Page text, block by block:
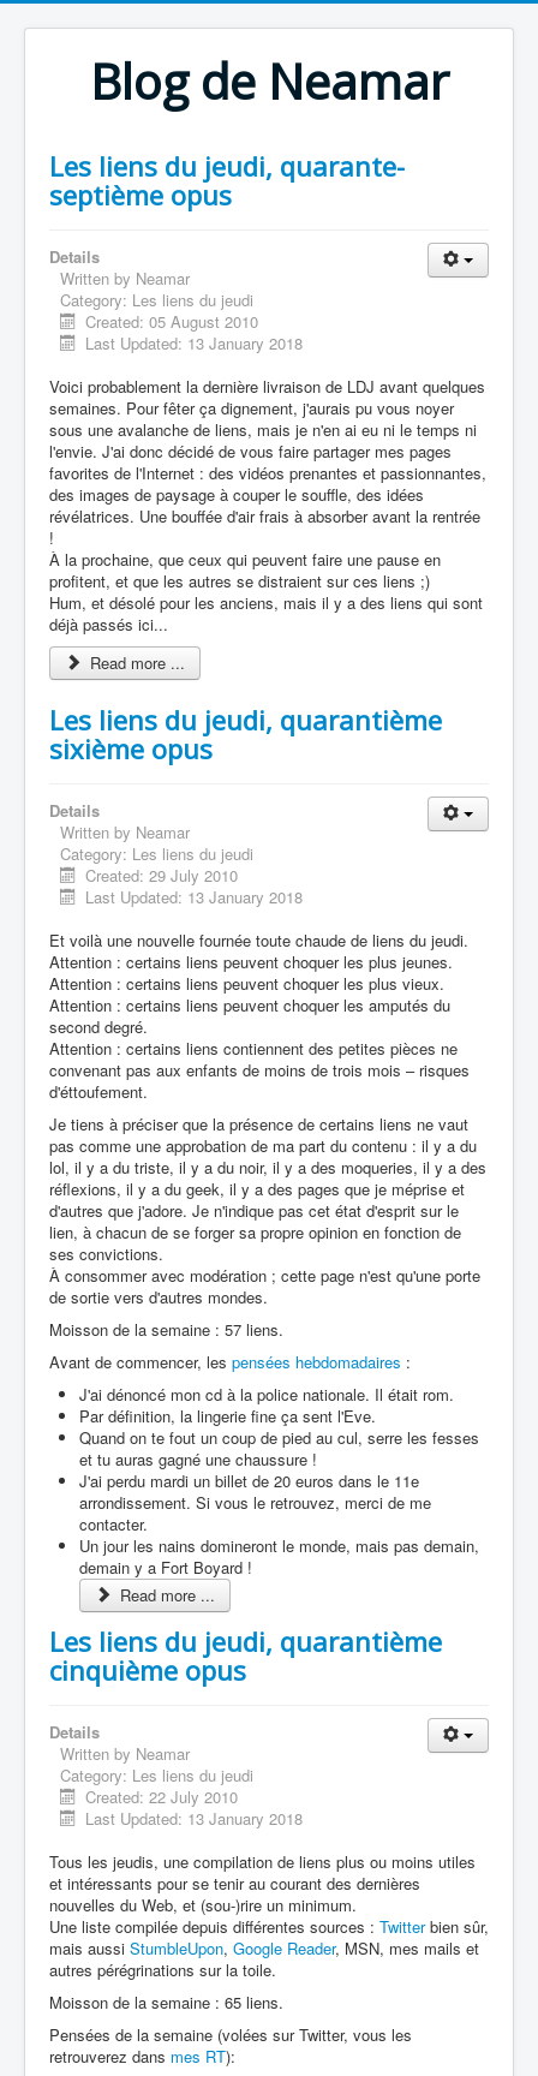
Blog de Neamar
Les liens du jeudi, quarante-
septième opus
Details
Written by Neamar
Category: Les liens du jeudi
Created: 05 August 2010
Last Updated: 13 January 2018
Voici probablement la dernière livraison de LDJ avant quelques
semaines. Pour fêter ça dignement, j'aurais pu vous noyer
sous une avalanche de liens, mais je n'en ai eu ni le temps ni
l'envie. J'ai donc décidé de vous faire partager mes pages
favorites de l'Internet : des vidéos prenantes et passionnantes,
des images de paysage à couper le souffle, des idées
révélatrices. Une bouffée d'air frais à absorber avant la rentrée
!
À la prochaine, que ceux qui peuvent faire une pause en
profitent, et que les autres se distraient sur ces liens ;)
Hum, et désolé pour les anciens, mais il y a des liens qui sont
déjà passés ici...
Read more ...
Les liens du jeudi, quarantième
sixième opus
Details
Written by Neamar
Category: Les liens du jeudi
Created: 29 July 2010
Last Updated: 13 January 2018
Et voilà une nouvelle fournée toute chaude de liens du jeudi.
Attention : certains liens peuvent choquer les plus jeunes.
Attention : certains liens peuvent choquer les plus vieux.
Attention : certains liens peuvent choquer les amputés du
second degré.
Attention : certains liens contiennent des petites pièces ne
convenant pas aux enfants de moins de trois mois – risques
d'éttoufement.
Je tiens à préciser que la présence de certains liens ne vaut
pas comme une approbation de ma part du contenu : il y a du
lol, il y a du triste, il y a du noir, il y a des moqueries, il y a des
réflexions, il y a du geek, il y a des pages que je méprise et
d'autres que j'adore. Je n'indique pas cet état d'esprit sur le
lien, à chacun de se forger sa propre opinion en fonction de
ses convictions.
À consommer avec modération ; cette page n'est qu'une porte
de sortie vers d'autres mondes.
Moisson de la semaine : 57 liens.
Avant de commencer, les pensées hebdomadaires :
J'ai dénoncé mon cd à la police nationale. Il était rom.
Par définition, la lingerie fine ça sent l'Eve.
Quand on te fout un coup de pied au cul, serre les fesses
et tu auras gagné une chaussure !
J'ai perdu mardi un billet de 20 euros dans le 11e
arrondissement. Si vous le retrouvez, merci de me
contacter.
Un jour les nains domineront le monde, mais pas demain,
demain y a Fort Boyard !
Read more ...
Les liens du jeudi, quarantième
cinquième opus
Details
Written by Neamar
Category: Les liens du jeudi
Created: 22 July 2010
Last Updated: 13 January 2018
Tous les jeudis, une compilation de liens plus ou moins utiles
et intéressants pour se tenir au courant des dernières
nouvelles du Web, et (sou-)rire un minimum.
Une liste compilée depuis différentes sources : Twitterbien sûr,
mais aussi StumbleUpon, Google Reader, MSN, mes mails et
autres pérégrinations sur la toile.
Moisson de la semaine : 65 liens.
Pensées de la semaine (volées sur Twitter, vous les
retrouverez dans mes RT):